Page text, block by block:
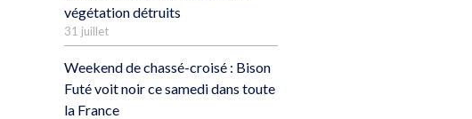
végétation détruits
31 juillet
Weekend de chassé-croisé : Bison
Futé voit noir ce samedi dans toute
la France